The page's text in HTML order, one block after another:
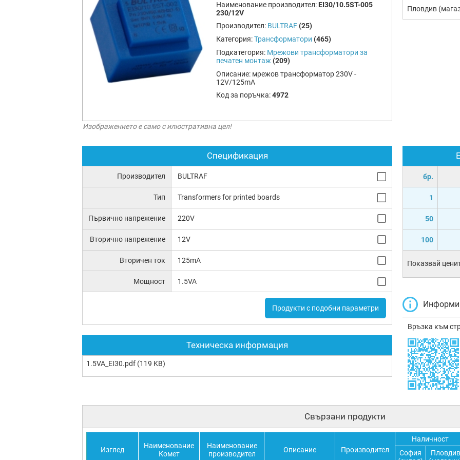
Наименование производител: EI30/10.5ST-005
230/12V
Производител: BULTRAF (25)
Категория:Трансформатори (465)
Подкатегория: Мрежови трансформатори за
печатен монтаж (209)
Описание: мрежов трансформатор 230V -
12V/125mA
Код за поръчка:4972
Изображението е само с илюстративна цел!
Спецификация
Производител BULTRAF
Тип Transformers for printed boards
Първично напрежение 220V
Вторично напрежение 12V
Вторичен ток 125mA
Мощност 1.5VA
Продукти с подобни параметри
Техническа информация
1.5VA_EI30.pdf (119 KB)
бр.
1
50
100
Показвай
Връзка към
Пловдив
Свързани продукти
Изглед
Наименование
Комет
Наименование
производител
Описание Производител
Наличност
София
Пловдив